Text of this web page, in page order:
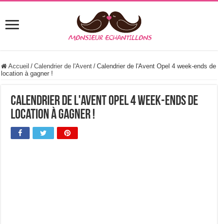
Accueil / Calendrier de l'Avent / Calendrier de l'Avent Opel 4 week-ends de
location à gagner !
Calendrier de l'Avent Opel 4 week-ends de
location à gagner !